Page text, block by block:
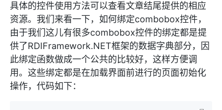
具体的控件使用方法可以查看文章结尾提供的相应
资源。我们来看一下，如何绑定combobox控件，
由于我们这儿有很多combobox控件的绑定都是提
供了RDIFramework.NET框架的数据字典部分，因
此绑定函数做成一个公共的比较好，这样方便调
用。这些绑定都是在加载界面前进行的页面初始化
操作，代码如下：